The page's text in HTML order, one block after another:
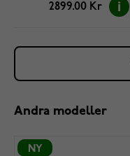
2899.00 Kr
Andra modeller
NY